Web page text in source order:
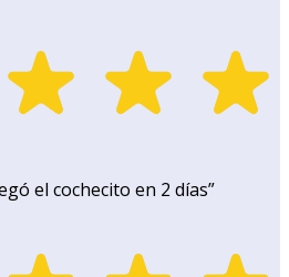
el cochecito en 2 días”